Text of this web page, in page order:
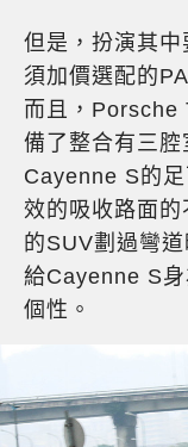
但是，扮演其
須加價選配的
而且，Porsche
備了整合有三
Cayenne S的
效的吸收路面
的SUV劃過彎
給Cayenne S
個性。